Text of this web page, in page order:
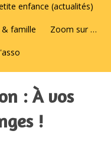
enfance (actualités)
famille Zoom sur …
: À vos
!